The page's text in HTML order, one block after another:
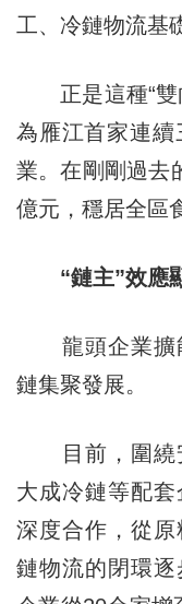
工、冷鏈物流基
正是這種“雙
為雁江首家連
業。在剛剛過去
億元，穩居全區
“鏈主”效應顯
龍頭企業擴
鏈集聚發展。
目前，圍繞安
大成冷鏈等配
深度合作，從
鏈物流的閉環